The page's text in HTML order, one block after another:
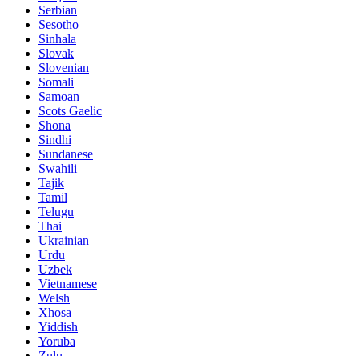
Serbian
Sesotho
Sinhala
Slovak
Slovenian
Somali
Samoan
Scots Gaelic
Shona
Sindhi
Sundanese
Swahili
Tajik
Tamil
Telugu
Thai
Ukrainian
Urdu
Uzbek
Vietnamese
Welsh
Xhosa
Yiddish
Yoruba